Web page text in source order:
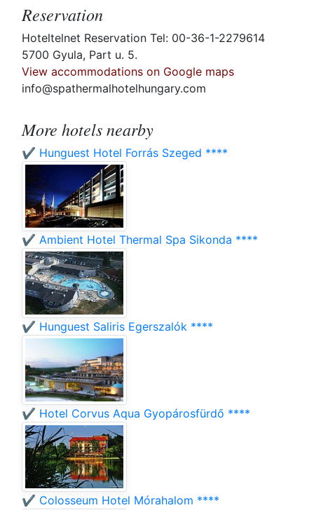
Reservation
Hoteltelnet Reservation Tel: 00-36-1-2279614
5700 Gyula, Part u. 5.
View accommodations on Google maps
info@spathermalhotelhungary.com
More hotels nearby
✔️ Hunguest Hotel Forrás Szeged ****
✔️ Ambient Hotel Thermal Spa Sikonda ****
✔️ Hunguest Saliris Egerszalók ****
✔️ Hotel Corvus Aqua Gyopárosfürdő ****
✔️ Colosseum Hotel Mórahalom ****